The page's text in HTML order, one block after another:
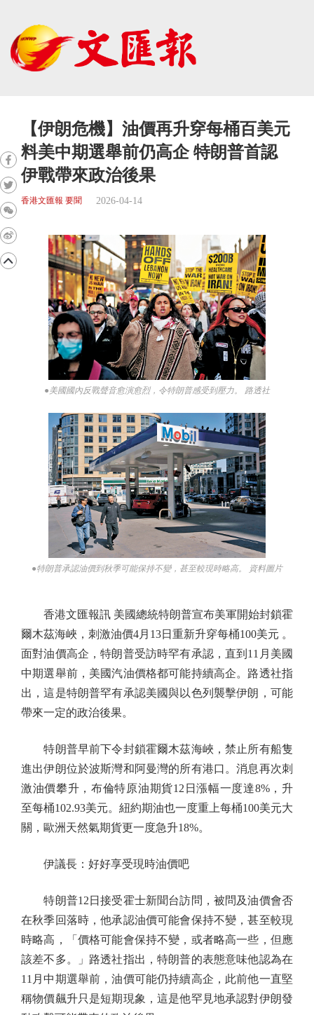
【伊朗危機】油價再升穿每桶百美元
料美中期選舉前仍高企 特朗普首認
伊戰帶來政治後果
香港文匯報 要聞 2026-04-14
●美國國內反戰聲音愈演愈烈，令特朗普感受到壓力。 路透社
●特朗普承認油價到秋季可能保持不變，甚至較現時略高。 資料圖片
香港文匯報訊 美國總統特朗普宣布美軍開始封鎖霍
爾木茲海峽，刺激油價4月13日重新升穿每桶100美元 。
面對油價高企，特朗普受訪時罕有承認，直到11月美國
中期選舉前，美國汽油價格都可能持續高企。路透社指
出，這是特朗普罕有承認美國與以色列襲擊伊朗，可能
帶來一定的政治後果。
特朗普早前下令封鎖霍爾木茲海峽，禁止所有船隻
進出伊朗位於波斯灣和阿曼灣的所有港口。消息再次刺
激油價攀升，布倫特原油期貨12日漲幅一度達8%，升
至每桶102.93美元。紐約期油也一度重上每桶100美元大
關，歐洲天然氣期貨更一度急升18%。
伊議長：好好享受現時油價吧
特朗普12日接受霍士新聞台訪問，被問及油價會否
在秋季回落時，他承認油價可能會保持不變，甚至較現
時略高，「價格可能會保持不變，或者略高一些，但應
該差不多。」路透社指出，特朗普的表態意味他認為在
11月中期選舉前，油價可能仍持續高企，此前他一直堅
稱物價飆升只是短期現象，這是他罕見地承認對伊朗發